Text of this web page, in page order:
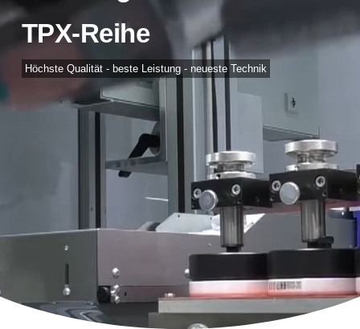
TPX-Reihe
Höchste Qualität - beste Leistung - neueste Technik